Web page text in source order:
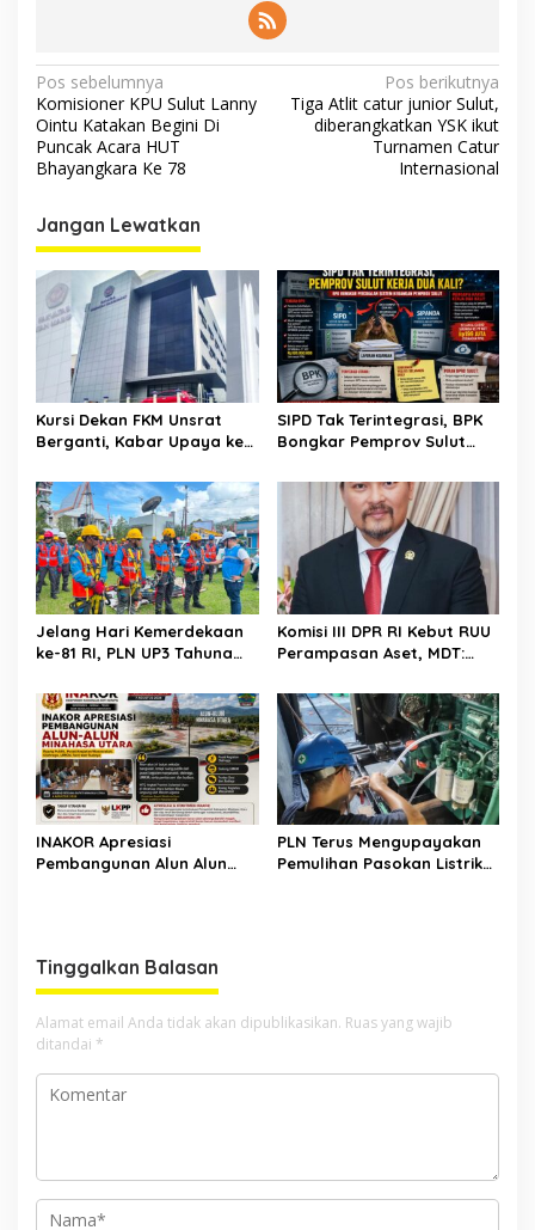
Navigasi
pos
Pos sebelumnya
Komisioner KPU Sulut Lanny
Ointu Katakan Begini Di
Puncak Acara HUT
Bhayangkara Ke 78
Pos berikutnya
Tiga Atlit catur junior Sulut,
diberangkatkan YSK ikut
Turnamen Catur
Internasional
Jangan Lewatkan
Kursi Dekan FKM Unsrat
Berganti, Kabar Upaya ke
SIPD Tak Terintegrasi, BPK
Bongkar Pemprov Sulut
Jelang Hari Kemerdekaan
ke-81 RI, PLN UP3 Tahuna
Peralatan Guna Pastikan
Keandalan Listrik
Kepulauan Nusa Utara
Komisi III DPR RI Kebut RUU
Perampasan Aset, MDT:
Abuse of Power
INAKOR Apresiasi
Pembangunan Alun Alun
PLN Terus Mengupayakan
Pemulihan Pasokan Listrik
Tinggalkan Balasan
Alamat email Anda tidak akan dipublikasikan. Ruas yang wajib
ditandai *